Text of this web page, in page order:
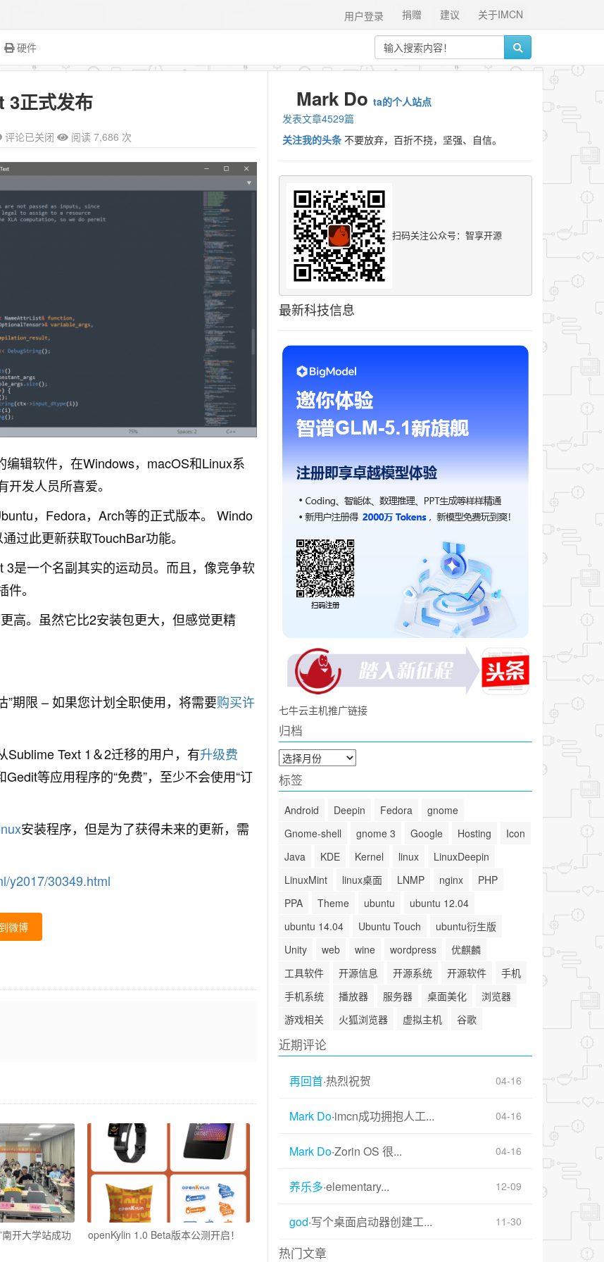
关于IMCN
建议
捐赠
用户登录
硬件
3正式发布
评论已关闭 阅读 7,686 次
辑软件， 在Windows，macOS和Linux系
发人员所喜爱。
，Fedora，Arch等的正式版本。 Windo
过此更新获取TouchBar功能。
是一个名副其实的运动员。 而且，像竞争软
。
高。 虽然它比2安装包更大，但感觉更精
”期限 – 如果您计划全职使用，将需要购买许
Sublime Text 1＆2迁移的用户，有升级费
等应用程序的“免费”，至少不会使用“订
安装程序，但是为了获得未来的更新，需
y2017/30349.html
微博
开大学站成功
openKylin 1.0 Beta版本公测开启！
Mark Do ta的个人站点
发表文章4529篇
关注我的头条 不要放弃，百折不挠，坚强、自信。
扫码关注公众号：智享开源
最新科技信息
七牛云主机推广链接
归档
归
档
标签
Android Deepin Fedora
gnome
Gnome-shell
gnome 3 Google Hosting
Icon
Java
KDE Kernel linux
LinuxDeepin
LinuxMint
linux桌面 LNMP nginx
PHP
PPA
Theme ubuntu
ubuntu 12.04
ubuntu 14.04
Ubuntu Touch
ubuntu衍生版
Unity
web wine wordpress
优麒麟
工具软件
开源信息 开源系统 开源软件
手机
手机系统
播放器 服务器 桌面美化
浏览器
游戏相关
火狐浏览器 虚拟主机 谷歌
近期评论
再回首·热烈祝贺 04-16
Mark Do·imcn成功拥抱人工... 04-16
Mark Do·Zorin OS 很... 04-16
养乐多·elementary... 12-09
god·写个桌面启动器创建工... 11-30
热门文章